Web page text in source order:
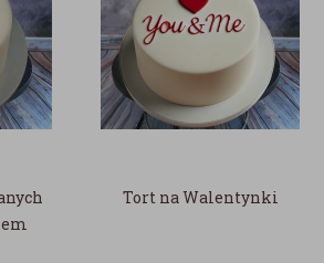
Tort na Walentynki